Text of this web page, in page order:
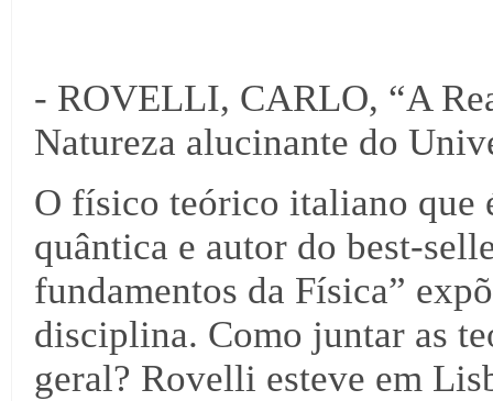
- ROVELLI, CARLO, “A
Natureza alucinante do
O físico teórico italiano que
quântica e autor do best-
fundamentos da Física”
disciplina. Como juntar as
geral? Rovelli esteve em